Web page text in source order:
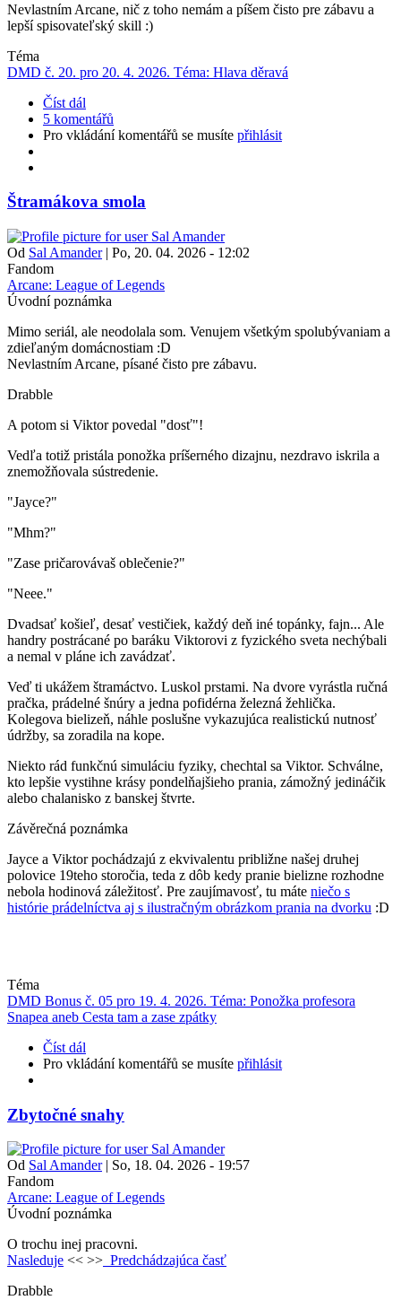
Nevlastním Arcane, nič z toho nemám a píšem čisto pre zábavu a
lepší spisovateľský skill :)
Téma
DMD č. 20. pro 20. 4. 2026. Téma: Hlava děravá
Číst dál
5 komentářů
Pro vkládání komentářů se musíte přihlásit
Štramákova smola
Od Sal Amander| Po, 20. 04. 2026 - 12:02
Fandom
Arcane: League of Legends
Úvodní poznámka
Mimo seriál, ale neodolala som. Venujem všetkým spolubývaniam a
zdieľaným domácnostiam :D
Nevlastním Arcane, písané čisto pre zábavu.
Drabble
A potom si Viktor povedal "dosť"!
Vedľa totiž pristála ponožka príšerného dizajnu, nezdravo iskrila a
znemožňovala sústredenie.
"Jayce?"
"Mhm?"
"Zase pričarovávaš oblečenie?"
"Neee."
Dvadsať košieľ, desať vestičiek, každý deň iné topánky, fajn... Ale
handry postrácané po baráku Viktorovi z fyzického sveta nechýbali
a nemal v pláne ich zavádzať.
Veď ti ukážem štramáctvo. Luskol prstami. Na dvore vyrástla ručná
pračka, prádelné šnúry a jedna pofidérna železná žehlička.
Kolegova bielizeň, náhle poslušne vykazujúca realistickú nutnosť
údržby, sa zoradila na kope.
Niekto rád funkčnú simuláciu fyziky, chechtal sa Viktor. Schválne,
kto lepšie vystihne krásy pondelňajšieho prania, zámožný jedináčik
alebo chalanisko z banskej štvrte.
Závěrečná poznámka
Jayce a Viktor pochádzajú z ekvivalentu približne našej druhej
polovice 19teho storočia, teda z dôb kedy pranie bielizne rozhodne
nebola hodinová záležitosť. Pre zaujímavosť, tu máte niečo s
histórie prádelníctva aj s ilustračným obrázkom prania na dvorku :D
Téma
DMD Bonus č. 05 pro 19. 4. 2026. Téma: Ponožka profesora
Snapea aneb Cesta tam a zase zpátky
Číst dál
Pro vkládání komentářů se musíte přihlásit
Zbytočné snahy
Od Sal Amander| So, 18. 04. 2026 - 19:57
Fandom
Arcane: League of Legends
Úvodní poznámka
O trochu inej pracovni.
Nasleduje << >> Predchádzajúca časť
Drabble